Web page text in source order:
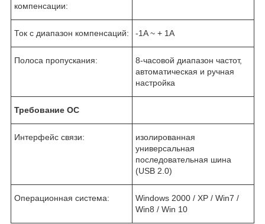
компенсации:
Ток с диапазон компенсаций: -1A ~ + 1A
Полоса пропускания:
8-часовой диапазон частот,
автоматическая и ручная
настройка
Требование ОС
Интерфейс связи:
изолированная
универсальная
последовательная шина
(USB 2.0)
Операционная система:
Windows 2000 / XP / Win7 /
Win8 / Win 10